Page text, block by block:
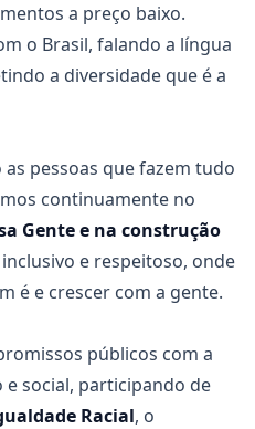
a preço baixo.
o Brasil, falando a língua
a diversidade que é a
pessoas que fazem tudo
continuamente no
Gente e na construção
inclusivo e respeitoso, onde
é e crescer com a gente.
públicos com a
social, participando de
Racial, o